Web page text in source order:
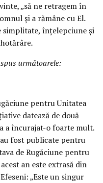
„să ne retragem în
și a rămâne cu El.
simplitate, înțelepciune și
următoarele:
pentru Unitatea
datează de două
a încurajat-o foarte mult.
fost publicate pentru
de Rugăciune pentru
an este extrasă din
„Este un singur